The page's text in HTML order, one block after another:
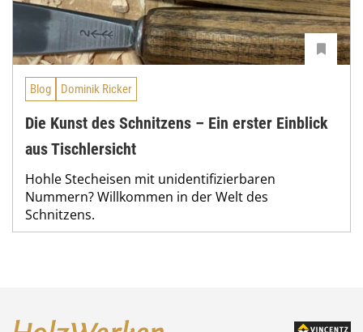
Blog Dominik Ricker
Die Kunst des Schnitzens – Ein erster Einblick
aus Tischlersicht
Hohle Stecheisen mit unidentifizierbaren
Nummern? Willkommen in der Welt des
Schnitzens.